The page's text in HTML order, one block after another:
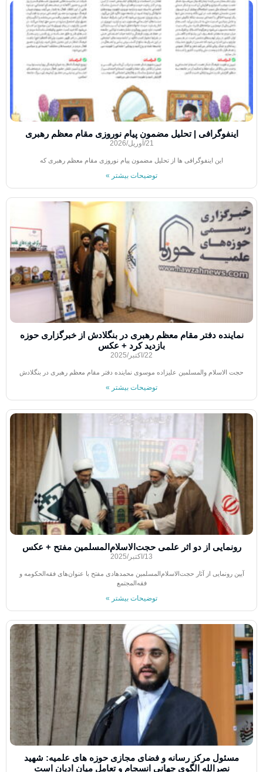
اینفوگرافی | تحلیل مضمون پیام نوروزی مقام معظم رهبری
21/آوریل/2026
این اینفوگرافی ها از تحلیل مضمون پیام نوروزی مقام معظم رهبری که
توضیحات بیشتر »
نماینده دفتر مقام معظم رهبری در بنگلادش از خبرگزاری حوزه
بازدید کرد + عکس
22/اکتبر/2025
حجت الاسلام والمسلمین علیزاده موسوی نماینده دفتر مقام معظم رهبری در بنگلادش
توضیحات بیشتر »
رونمایی از دو اثر علمی حجت‌الاسلام‌المسلمین مفتح + عکس
13/اکتبر/2025
آیین رونمایی از آثار حجت‌الاسلام‌المسلمین محمدهادی مفتح با عنوان‌های فقه‌الحکومه و
فقه‌المجتمع
توضیحات بیشتر »
مسئول مرکز رسانه و فضای مجازی حوزه های علمیه: شهید
نصرالله الگوی جهانی انسجام و تعامل میان ادیان است